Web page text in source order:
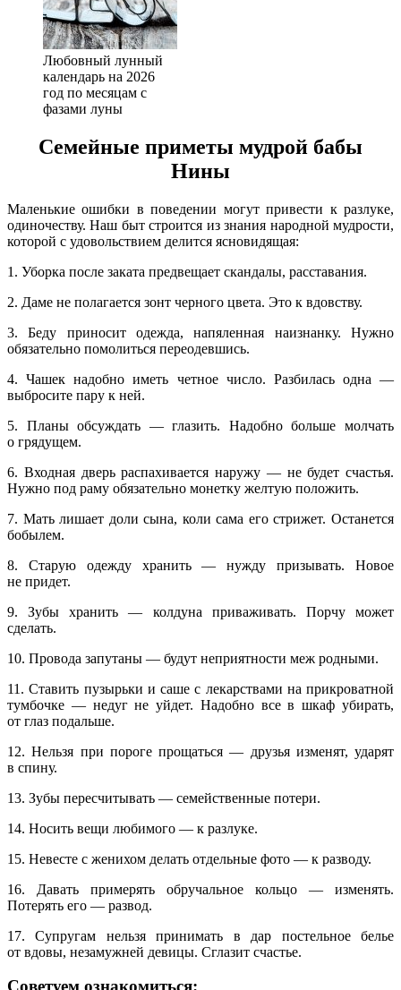
Любовный лунный
календарь на 2026
год по месяцам с
фазами луны
Семейные приметы мудрой бабы
Нины
Маленькие ошибки в поведении могут привести к разлуке,
одиночеству. Наш быт строится из знания народной мудрости,
которой с удовольствием делится ясновидящая:
1. Уборка после заката предвещает скандалы, расставания.
2. Даме не полагается зонт черного цвета. Это к вдовству.
3. Беду приносит одежда, напяленная наизнанку. Нужно
обязательно помолиться переодевшись.
4. Чашек надобно иметь четное число. Разбилась одна —
выбросите пару к ней.
5. Планы обсуждать — глазить. Надобно больше молчать
о грядущем.
6. Входная дверь распахивается наружу — не будет счастья.
Нужно под раму обязательно монетку желтую положить.
7. Мать лишает доли сына, коли сама его стрижет. Останется
бобылем.
8. Старую одежду хранить — нужду призывать. Новое
не придет.
9. Зубы хранить — колдуна приваживать. Порчу может
сделать.
10. Провода запутаны — будут неприятности меж родными.
11. Ставить пузырьки и саше с лекарствами на прикроватной
тумбочке — недуг не уйдет. Надобно все в шкаф убирать,
от глаз подальше.
12. Нельзя при пороге прощаться — друзья изменят, ударят
в спину.
13. Зубы пересчитывать — семейственные потери.
14. Носить вещи любимого — к разлуке.
15. Невесте с женихом делать отдельные фото — к разводу.
16. Давать примерять обручальное кольцо — изменять.
Потерять его — развод.
17. Супругам нельзя принимать в дар постельное белье
от вдовы, незамужней девицы. Сглазит счастье.